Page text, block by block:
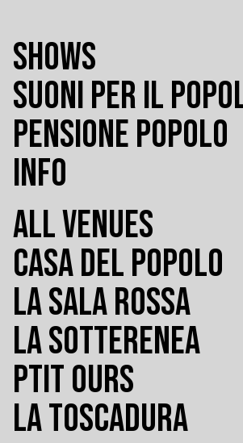
SHOWS
SUONI PER IL
PENSIONE POPOLO
INFO
ALL VENUES
CASA DEL POPOLO
LA SALA ROSSA
LA SOTTERENEA
PTIT OURS
LA TOSCADURA